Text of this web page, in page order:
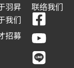
羽昇
我们
招募
联络我们
F
a
c
e
Y
o
u
t
L
i
n
e
L
i
n
k